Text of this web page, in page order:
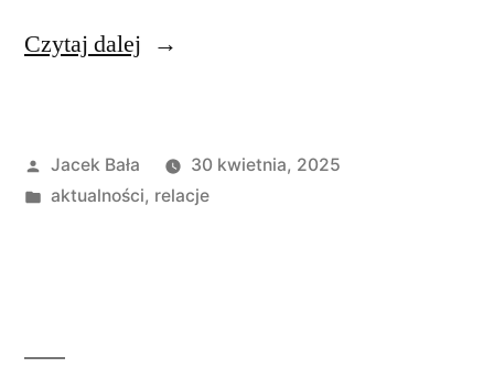
Czytaj dalej „Pielgrzymka
nie
Opublikowane
przez
Jacek Bała
30 kwietnia, 2025
Opublikowano
aktualności, relacje